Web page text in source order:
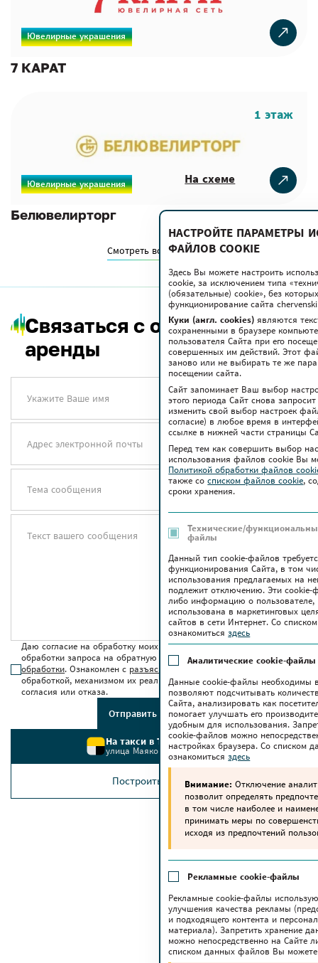
Ювелирные украшения
7 КАРАТ
Ювелирные украшения
1 этаж
Белювелирторг
На схеме
Смотреть все магазины
Связаться с отделом
аренды
Укажите Ваше имя
Адрес электронной почты
Тема сообщения
Текст вашего сообщения
Даю согласие на обработку моих персональных данных для
обработки запроса на обратную связь в соответствии сусловиями
обработки. Ознакомлен с разъяснением прав
обработкой, механизмом их реализации, последствиями дачи
согласия или отказа.
Отправить сообщение
На такси в ТРЦ Червенский
улица Маяковского, 6
Построить маршрут
НАСТРОЙТЕ ПАРАМЕТРЫ
ФАЙЛОВ COOKIE
Здесь Вы можете настроить
cookie, за исключением типа
(обязательные) cookie», без
функционирование сайта
Куки (англ. cookies) являются
сохраненными в браузере
пользователя Сайта при его
совершенных им действий. Этот
заново или не выбирать те же
посещении сайта.
Сайт запоминает Ваш выбор
этого периода Сайт снова
изменить свой выбор настроек
согласие) в любое время в
ссылке в нижней части страницы
Перед тем как совершить выбор
использования файлов сookie Вы
Политикой обработки файлов
также coсписком файлов cookie,
сроки хранения.
Технические/
файлы
Данный тип cookie-файлов
функционирования Сайта, в том
использования предлагаемых на
подлежит отключению. Эти
либо информацию о пользователе,
использована в маркетинговых
сайтов в сети Интернет. Со
ознакомитьсяздесь
Аналитические cookie-файлы
Данные cookie-файлы необходимы в
позволяют подсчитывать
Сайта, анализировать как
помогает улучшать его
удобным для использования.
cookie-файлов можно
настройках браузера. Со списком
ознакомитьсяздесь
Внимание: Отключение
позволит определять
в том числе наиболее и
принимать меры по
исходя из предпочтений
Рекламные cookie-файлы
Рекламные cookie-файлы
улучшения качества рекламы
и подходящего контента и
материала). Запретить хранение
можно непосредственно на Сайте
списком данных файлов Вы